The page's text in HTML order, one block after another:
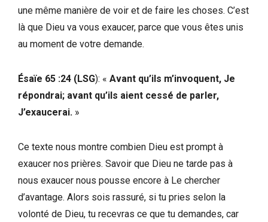
une même manière de voir et de faire les choses. C’est
là que Dieu va vous exaucer, parce que vous êtes unis
au moment de votre demande.
Ésaïe 65 :24 (LSG): « Avant qu’ils m’invoquent, Je
répondrai; avant qu’ils aient cessé de parler,
J’exaucerai. »
Ce texte nous montre combien Dieu est prompt à
exaucer nos prières. Savoir que Dieu ne tarde pas à
nous exaucer nous pousse encore à Le chercher
d’avantage. Alors sois rassuré, si tu pries selon la
volonté de Dieu, tu recevras ce que tu demandes, car